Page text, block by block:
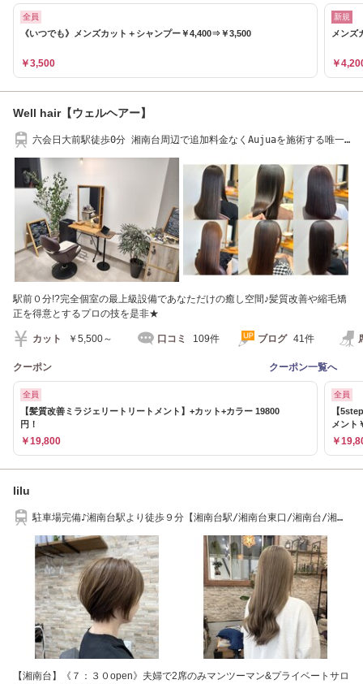
全員
《いつでも》メンズカット＋シャンプー￥4,400⇒￥3,500
￥3,500
新規
メンズ
￥
Well hair【ウェルヘアー】
六会日大前駅徒歩0分 湘南台周辺で追加料金なくAujuaを施術する唯一
駅前０分!?完全個室の最上級設備であなただけの癒し空間♪髪質改善や縮毛矯
正を得意とするプロの技を是非★
カット ￥5,500～ 口コミ 109件 ブログ 41件
クーポン クーポン一覧へ
全員
【髪質改善ミラジェリートリートメント】+カット+カラー 19800
円！
￥19,800
全員
【
メント
￥
lilu
駐車場完備♪湘南台駅より徒歩９分【湘南台駅/湘南台東口/湘南台/湘南
【湘南台】《７：３０open》夫婦で2席のみマンツーマン&プライベートサロ